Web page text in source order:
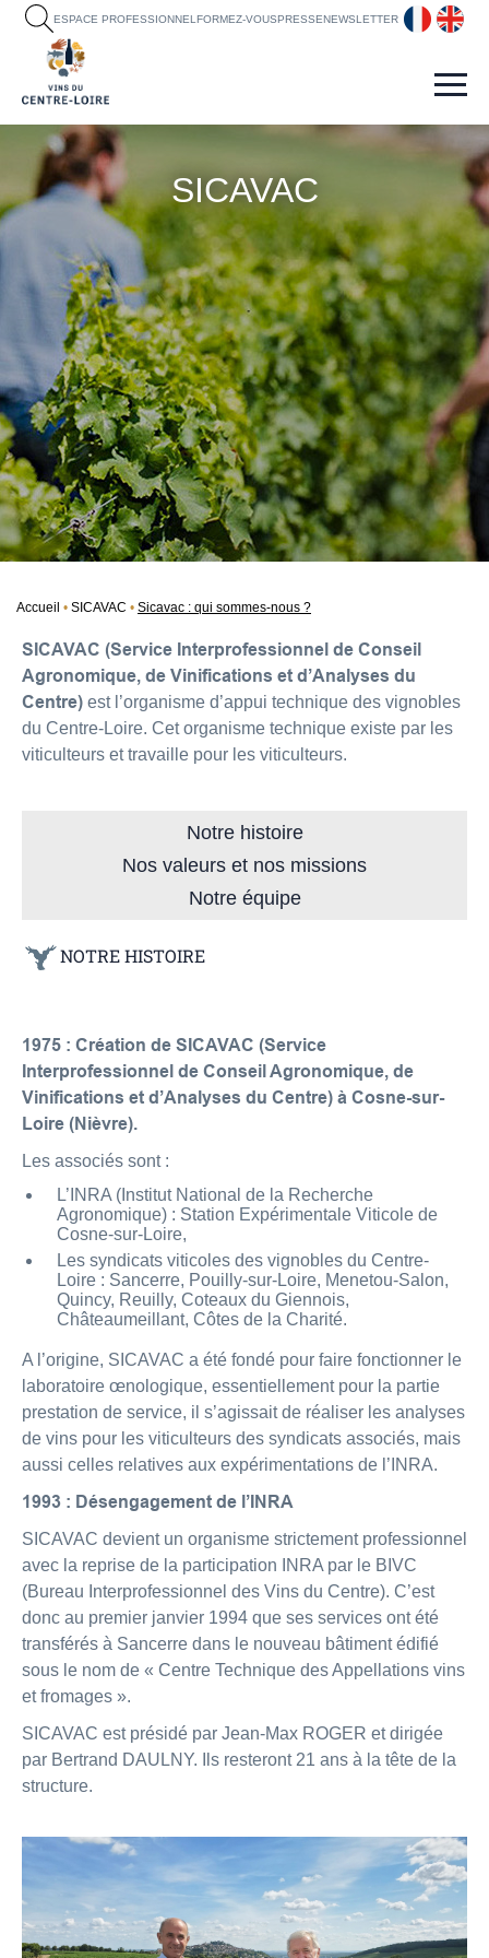
ESPACE PROFESSIONNEL FORMEZ-VOUSPRESSENEWSLETTER fr en
Accueil SICAVAC Sicavac : qui sommes-nous ?
SICAVAC
SICAVAC (Service Interprofessionnel de Conseil
Agronomique, de Vinifications et d’Analyses du
Centre) est l’organisme d’appui technique des vignobles
du Centre-Loire. Cet organisme technique existe par les
viticulteurs et travaille pour les viticulteurs.
Notre histoire
Nos valeurs et nos missions
Notre équipe
NOTRE HISTOIRE
1975 : Création de SICAVAC (Service
Interprofessionnel de Conseil Agronomique, de
Vinifications et d’Analyses du Centre)​ à Cosne-sur-
Loire (Nièvre).
Les associés sont :
L’INRA (Institut National de la Recherche
Agronomique) : Station Expérimentale Viticole de
Cosne-sur-Loire,
Les syndicats viticoles des vignobles du Centre-
Loire : Sancerre, Pouilly-sur-Loire, Menetou-Salon,
Quincy, Reuilly, Coteaux du Giennois,
Châteaumeillant, Côtes de la Charité.
A l’origine, SICAVAC a été fondé pour faire fonctionner le
laboratoire œnologique, essentiellement pour la partie
prestation de service, il s’agissait de réaliser les analyses
de vins pour les viticulteurs des syndicats associés, mais
aussi celles relatives aux expérimentations de l’INRA.
1993 : Désengagement de l’INRA
SICAVAC devient un organisme strictement professionnel
avec la reprise de la participation INRA par le BIVC
(Bureau Interprofessionnel des Vins du Centre). C’est
donc au premier janvier 1994 que ses services ont été
transférés à Sancerre dans le nouveau bâtiment édifié
sous le nom de « Centre Technique des Appellations vins
et fromages ».
SICAVAC est présidé par Jean-Max ROGER et dirigée
par Bertrand DAULNY. Ils resteront 21 ans à la tête de la
structure.